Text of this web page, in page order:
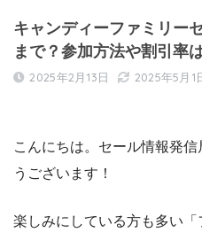
キャンディーファミリー
まで？参加方法や割引率
2025年2月13日 2025年5月1
こんにちは。セール情報発
うございます！
楽しみにしている方も多い「